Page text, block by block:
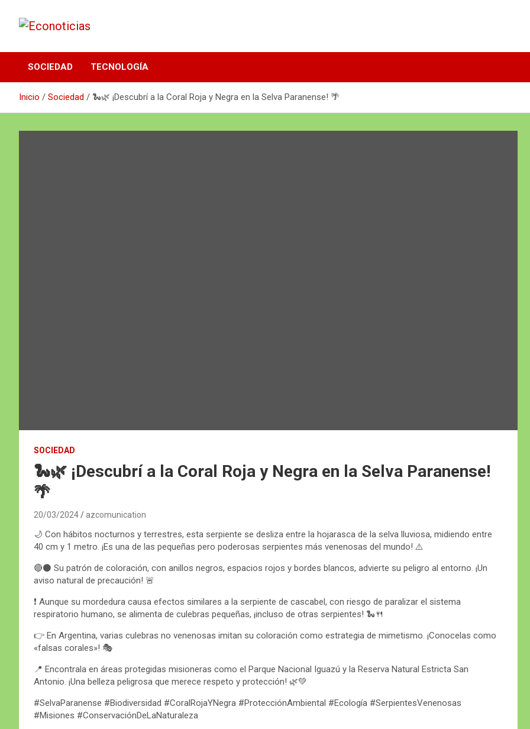
contenido
Econoticias
SOCIEDAD TECNOLOGÍA
Inicio Sociedad 🐍🌿 ¡Descubrí a la Coral Roja y Negra en la Selva Paranense! 🌴
SOCIEDAD
🐍🌿 ¡Descubrí a la Coral Roja y Negra en la Selva Paranense!
🌴
20/03/2024 azcomunication
🌙 Con hábitos nocturnos y terrestres, esta serpiente se desliza entre la hojarasca de la selva lluviosa, midiendo entre
40 cm y 1 metro. ¡Es una de las pequeñas pero poderosas serpientes más venenosas del mundo! ⚠️
🔴⚫ Su patrón de coloración, con anillos negros, espacios rojos y bordes blancos, advierte su peligro al entorno. ¡Un
aviso natural de precaución! 🚨
❗ Aunque su mordedura causa efectos similares a la serpiente de cascabel, con riesgo de paralizar el sistema
respiratorio humano, se alimenta de culebras pequeñas, ¡incluso de otras serpientes! 🐍🍴
👉 En Argentina, varias culebras no venenosas imitan su coloración como estrategia de mimetismo. ¡Conocelas como
«falsas corales»! 🎭
📍 Encontrala en áreas protegidas misioneras como el Parque Nacional Iguazú y la Reserva Natural Estricta San
Antonio. ¡Una belleza peligrosa que merece respeto y protección! 🌿💚
#SelvaParanense #Biodiversidad #CoralRojaYNegra #ProtecciónAmbiental #Ecología #SerpientesVenenosas
#Misiones #ConservaciónDeLaNaturaleza